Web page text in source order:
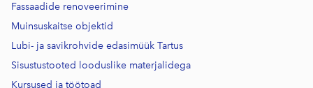
Fassaadide renoveerimine
Muinsuskaitse objektid
Lubi- ja savikrohvide edasimüük Tartus
Sisustustooted looduslike materjalidega
Kursused ja töötoad